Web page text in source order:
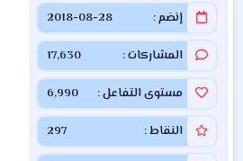
إنضم 2018-08-28
المشاركات 17,630
مستوى التفاعل 6,990
النقاط 297